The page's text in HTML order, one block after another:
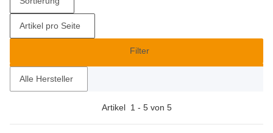
Filter
Artikel pro Seite
Alle Hersteller
Artikel 1 - 5von 5